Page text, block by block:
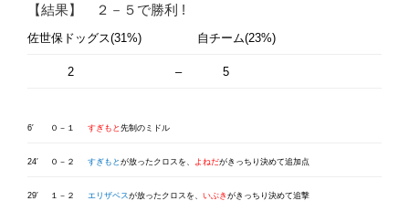
【結果】 ２－５で勝利 !
佐世保ドッグス(31%) 自チーム(23%)
2 – 5
6′ ０－１ すぎもと 先制のミドル
24′ ０－２ すぎもと が放ったクロスを、 よねだがきっちり決めて追加点
29′ １－２ エリザベス が放ったクロスを、 いぶき がきっちり決めて追撃